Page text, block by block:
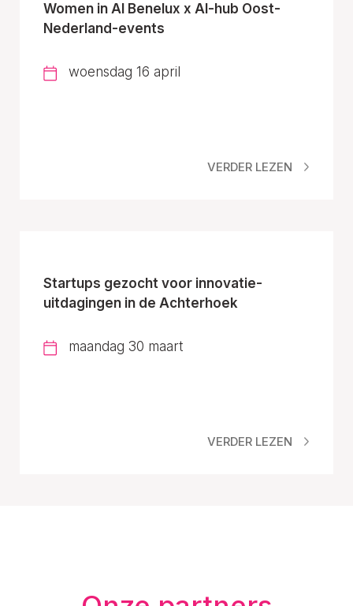
Women in AI Benelux x AI-hub Oost-
Nederland-events
woensdag 16 april
VERDER LEZEN
Startups gezocht voor innovatie-
uitdagingen in de Achterhoek
maandag 30 maart
VERDER LEZEN